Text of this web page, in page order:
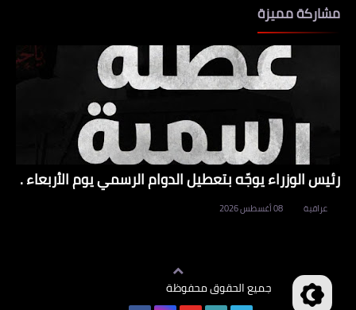
مشاركة مميزة
رئيس الوزراء يوجّه بتعطيل الدوام الرسمي يوم الأربعاء .
عراقية 08 أغسطس 2026
جميع الحقوق محفوظة